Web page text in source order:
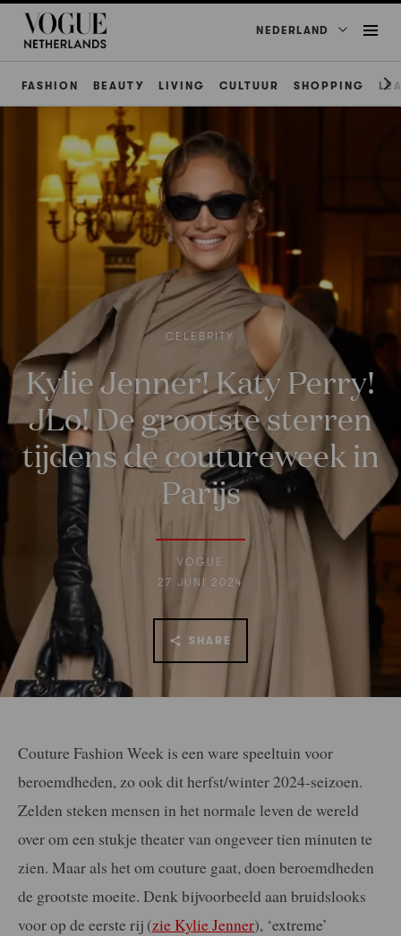
NEDERLAND
FASHION BEAUTY LIVING CULTUUR SHOPPING
CELEBRITY
Kylie Jenner! Katy Perry!
JLo! De grootste sterren
tijdens de coutureweek in
Parijs
VOGUE
27 JUNI 2024
SHARE
Couture Fashion Week is een ware speeltuin voor
beroemdheden, zo ook dit herfst/winter 2024-seizoen.
Zelden steken mensen in het normale leven de wereld
over om een stukje theater van ongeveer tien minuten te
zien. Maar als het om couture gaat, doen beroemdheden
de grootste moeite. Denk bijvoorbeeld aan bruidslooks
voor op de eerste rij (zie Kylie Jenner), ‘extreme’